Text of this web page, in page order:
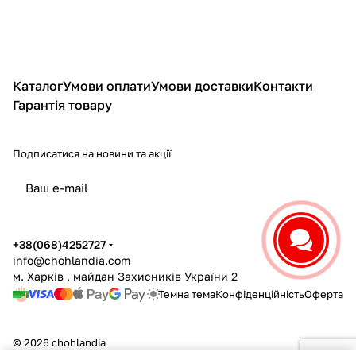
КаталогУмови оплатиУмови доставкиКонтакти
Гарантія товару
Подписатися на новини та акції
політикою конфіденційності
+38(068)4252727
info@chohlandia.com
м. Харків , майдан Захисників України 2
Темна темаКонфіденційністьОферта
© 2026 chohlandia